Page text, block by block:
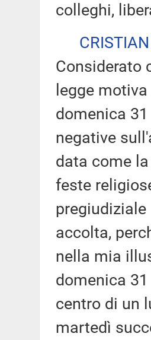
colleghi,
Considerato
legge
domenica
negative
data come
feste
accolta,
nella mia
domenica
centro di un
martedì